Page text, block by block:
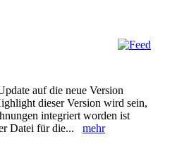
auf die neue Version
dieser Version wird sein,
integriert worden ist
Datei für die... mehr